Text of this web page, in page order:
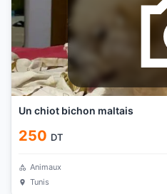
Un chiot bichon maltais
250 DT
Animaux
Tunis